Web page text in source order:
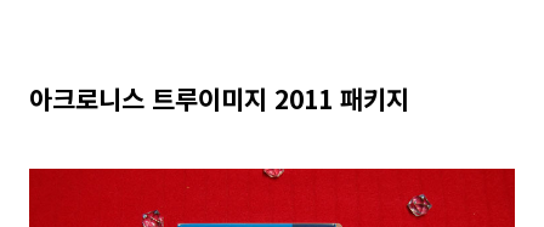
아크로니스 트루이미지 2011 패키지